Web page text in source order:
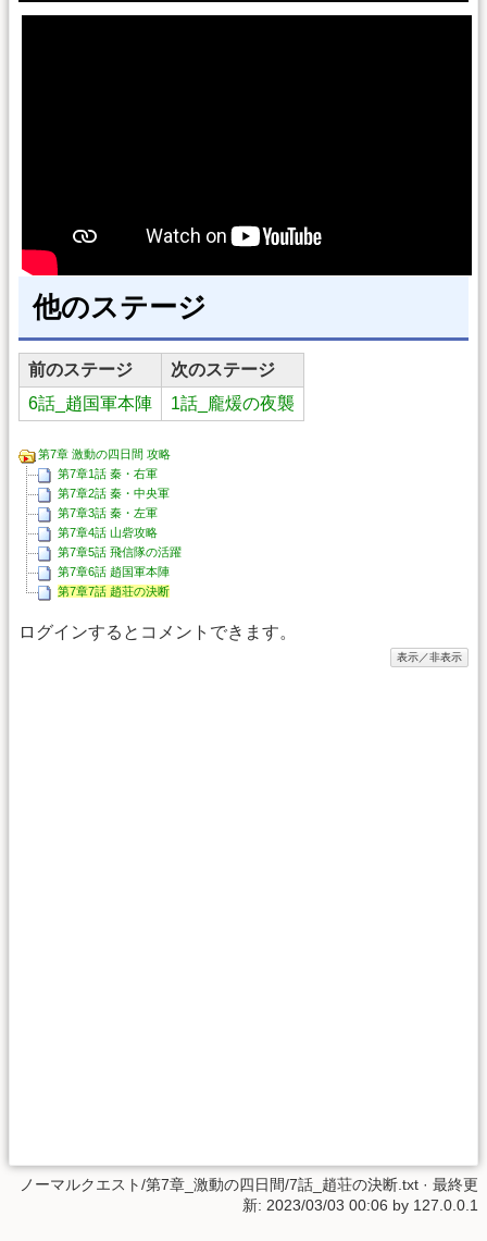
他のステージ
前のステージ
次のステージ
6話_趙国軍本陣
1話_龐煖の夜襲
第7章 激動の四日間 攻略
第7章1話 秦・右軍
第7章2話 秦・中央軍
第7章3話 秦・左軍
第7章4話 山砦攻略
第7章5話 飛信隊の活躍
第7章6話 趙国軍本陣
第7章7話 趙荘の決断
ログインするとコメントできます。
ノーマルクエスト/第7章_激動の四日間/7話_趙荘の決断.txt · 最終更
新: 2023/03/03 00:06 by 127.0.0.1